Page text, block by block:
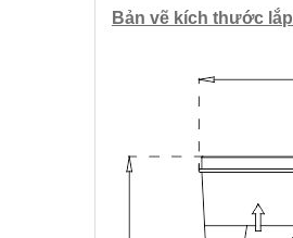
Bản vẽ kích thước